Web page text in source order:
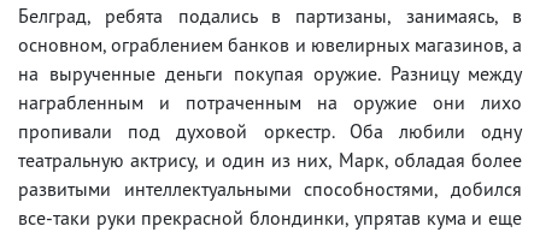
Белград, ребята подались в партизаны, занимаясь, в
основном, ограблением банков и ювелирных магазинов, а
на вырученные деньги покупая оружие. Разницу между
награбленным и потраченным на оружие они лихо
пропивали под духовой оркестр. Оба любили одну
театральную актрису, и один из них, Марк, обладая более
развитыми интеллектуальными способностями, добился
все-таки руки прекрасной блондинки, упрятав кума и еще